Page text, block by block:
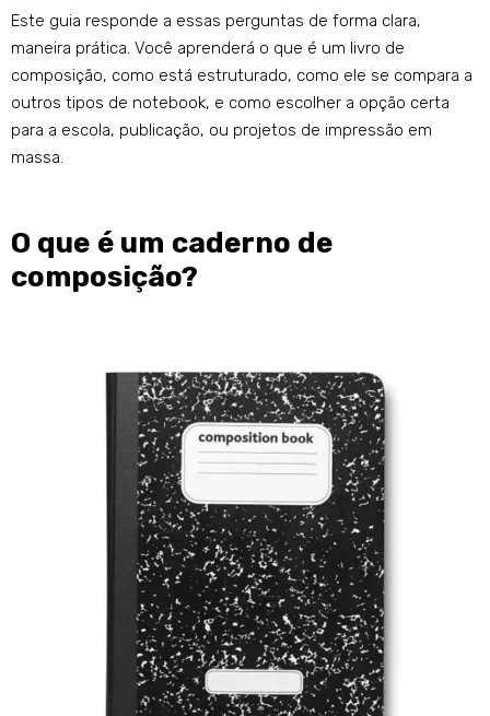
Este guia responde a essas perguntas de forma clara,
maneira prática. Você aprenderá o que é um livro de
composição, como está estruturado, como ele se compara a
outros tipos de notebook, e como escolher a opção certa
para a escola, publicação, ou projetos de impressão em
massa.
O que é um caderno de
composição?